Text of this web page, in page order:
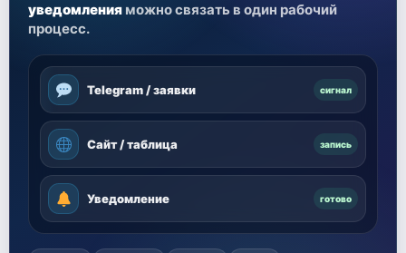
уведомления можно связать в один рабочий
процесс.
Telegram / заявки сигнал
Сайт / таблица запись
Уведомление готово